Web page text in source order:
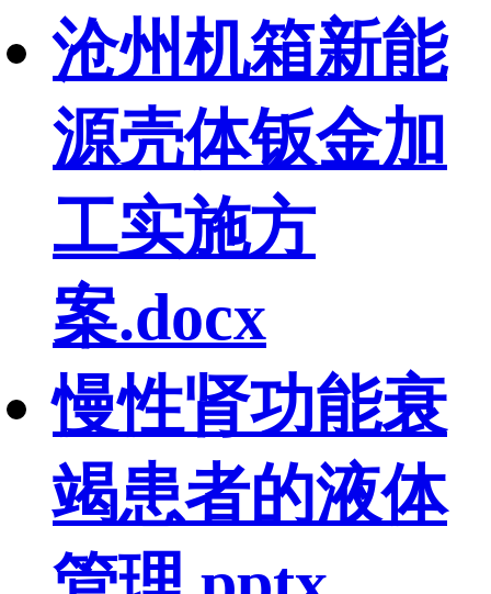
沧州机箱新能
源壳体钣金加
工实施方
案.docx
慢性肾功能衰
竭患者的液体